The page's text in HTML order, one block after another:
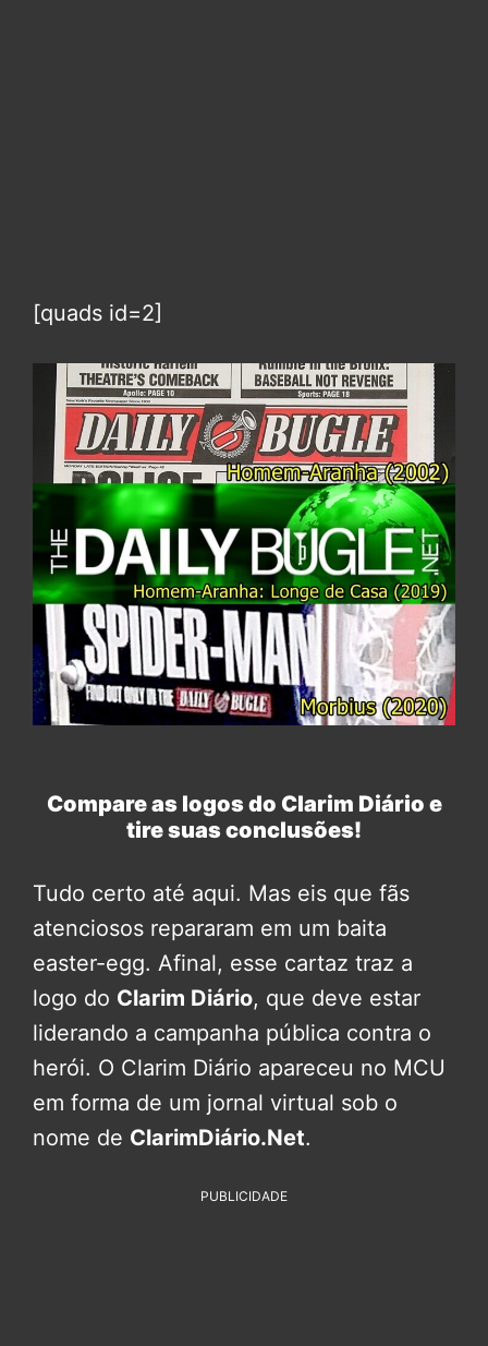
[quads id=2]
Compare as logos do Clarim Diário e
tire suas conclusões!
Tudo certo até aqui. Mas eis que fãs
atenciosos repararam em um baita
easter-egg. Afinal, esse cartaz traz a
logo do Clarim Diário, que deve estar
liderando a campanha pública contra o
herói. O Clarim Diário apareceu no MCU
em forma de um jornal virtual sob o
nome de ClarimDiário.Net.
PUBLICIDADE